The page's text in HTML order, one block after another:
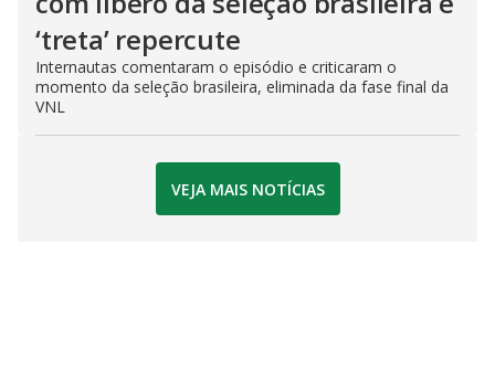
‘treta’ repercute
Internautas comentaram o episódio e criticaram o
momento da seleção brasileira, eliminada da fase final da
VNL
VEJA MAIS NOTÍCIAS